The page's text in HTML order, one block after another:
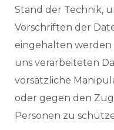
Stand der Technik,
Vorschriften der
eingehalten
uns verarbeiteten
vorsätzliche
oder gegen den
Personen zu